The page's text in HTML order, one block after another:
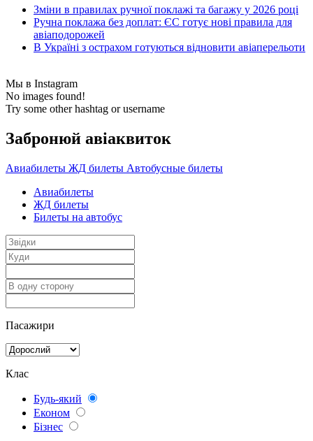
Зміни в правилах ручної поклажі та багажу у 2026 році
Ручна поклажа без доплат: ЄС готує нові правила для
авіаподорожей
В Україні з острахом готуються відновити авіаперельоти
Мы в Instagram
No images found!
Try some other hashtag or username
Забронюй авiаквиток
Авиабилеты ЖД билеты Автобусные билеты
Авиабилеты
ЖД билеты
Билеты на автобус
Пасажири
Клас
Будь-який
Економ
Бізнес